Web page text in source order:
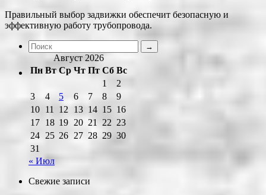
Правильный выбор задвижки обеспечит безопасную и
эффективную работу трубопровода.
Август 2026
Пн Вт Ср Чт Пт Сб Вс
1
2
3
4 5 6 7 8
9
10 11 12 13 14 15 16
17 18 19 20 21 22 23
24 25 26 27 28 29 30
31
« Июл
Свежие записи